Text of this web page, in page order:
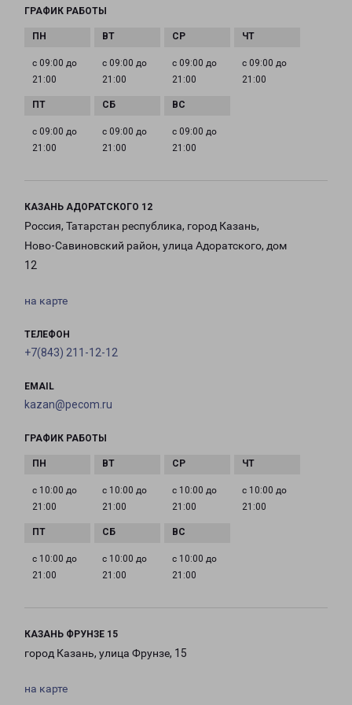
ГРАФИК РАБОТЫ
с 09:00 до
21:00
с 09:00 до
21:00
с 09:00 до
21:00
с 09:00 до
21:00
с 09:00 до
21:00
с 09:00 до
21:00
с 09:00 до
21:00
КАЗАНЬ АДОРАТСКОГО 12
Россия, Татарстан республика, город Казань,
Ново-Савиновский район, улица Адоратского, дом
12
на карте
ТЕЛЕФОН
+7(843) 211-12-12
EMAIL
kazan@pecom.ru
ГРАФИК РАБОТЫ
с 10:00 до
21:00
с 10:00 до
21:00
с 10:00 до
21:00
с 10:00 до
21:00
с 10:00 до
21:00
с 10:00 до
21:00
с 10:00 до
21:00
КАЗАНЬ ФРУНЗЕ 15
город Казань, улица Фрунзе, 15
на карте